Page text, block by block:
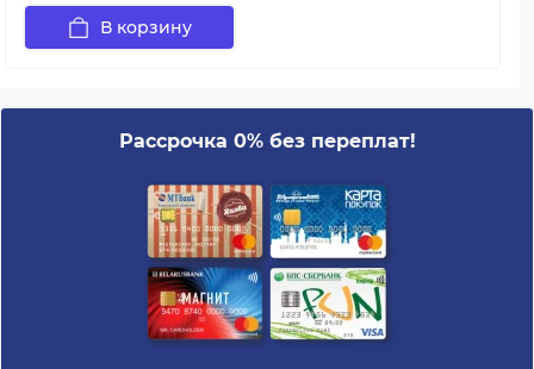
В корзину
Рассрочка 0% без переплат!